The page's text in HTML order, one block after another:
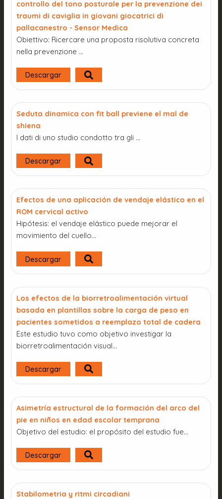
controllo del tono posturale per la prevenzione dei
traumi di caviglia in giovani giocatrici di
pallacanestro - Sensor Medica
Obiettivo: Ricercare una proposta risolutiva concreta
nella prevenzione …
Descargar
Seduta dinamica con fit ball previene el mal de
shiena
I dati di uno studio condotto tra gli …
Descargar
Efectos de una aplicación de vendaje elástico en el
ROM cervical activo
Hipótesis: el vendaje elástico puede mejorar el
movimiento del cuello...
Descargar
Los efectos de la biorretroalimentación virtual
basada en plantillas sobre la carga de peso en
pacientes sometidos a reemplazo total de cadera
Este estudio tuvo como objetivo investigar la
biorretroalimentación visual...
Descargar
Asimetría estructural de la formación del arco del
pie en niños en edad escolar temprana
Objetivo del estudio: el propósito del estudio fue...
Descargar
Stabilometria y ritmi circadiani